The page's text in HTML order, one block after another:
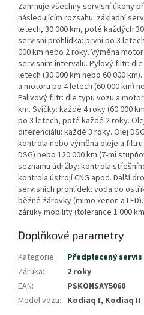
Zahrnuje všechny servisní úkony
následujícím rozsahu: základní
letech, 30 000 km, poté každých
servisní prohlídka: první po 3
000 km nebo 2 roky. Výměna
servisním intervalu. Pylový filtr:
letech (30 000 km nebo 60 000
a motoru po 4 letech (60 000 km)
Palivový filtr: dle typu vozu a
km. Svíčky: každé 4 roky (60 000
po 3 letech, poté každé 2 roky.
diferenciálu: každé 3 roky. Olej
kontrola nebo výměna oleje a
DSG) nebo 120 000 km (7-mi
seznamu údržby: kontrola
kontrola ústrojí CNG apod. Další
servisních prohlídek: voda do
běžné žárovky (mimo xenon a
záruky mobility (tolerance 1 000
Doplňkové parametry
Kategorie:
Předplacený servis
Záruka:
2 roky
EAN:
PSKONSAY5060
Model vozu: Kodiaq I, Kodiaq II